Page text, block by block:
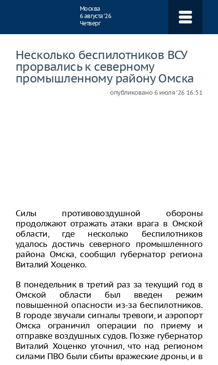
Москва
6 августа ‘26
Четверг
Несколько беспилотников ВСУ
прорвались к северному
промышленному району Омска
опубликовано 6 июля ‘26 16:51
Силы противовоздушной обороны
продолжают отражать атаки врага в Омской
области, где несколько беспилотников
удалось достичь северного промышленного
района Омска, сообщил губернатор региона
Виталий Хоценко.
В понедельник в третий раз за текущий год в
Омской области был введен режим
повышенной опасности из-за беспилотников.
В городе звучали сигналы тревоги, и аэропорт
Омска ограничил операции по приему и
отправке воздушных судов. Позже губернатор
Виталий Хоценко уточнил, что над регионом
силами ПВО были сбиты вражеские дроны, и в